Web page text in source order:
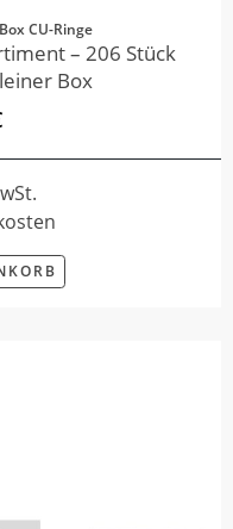
CU-Ringe
– 206 Stück
Box